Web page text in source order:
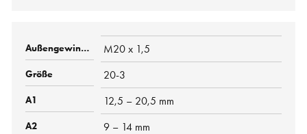
M20 x 1,5
20-3
12,5 – 20,5 mm
9 – 14 mm